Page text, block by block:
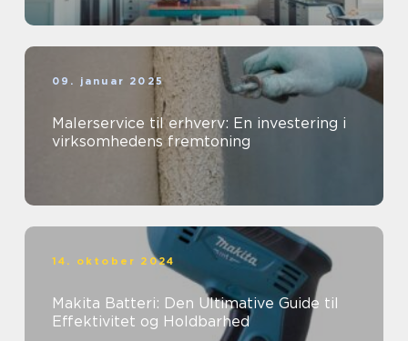
09. januar 2025
Malerservice til erhverv: En investering i
virksomhedens fremtoning
14. oktober 2024
Makita Batteri: Den Ultimative Guide til
Effektivitet og Holdbarhed